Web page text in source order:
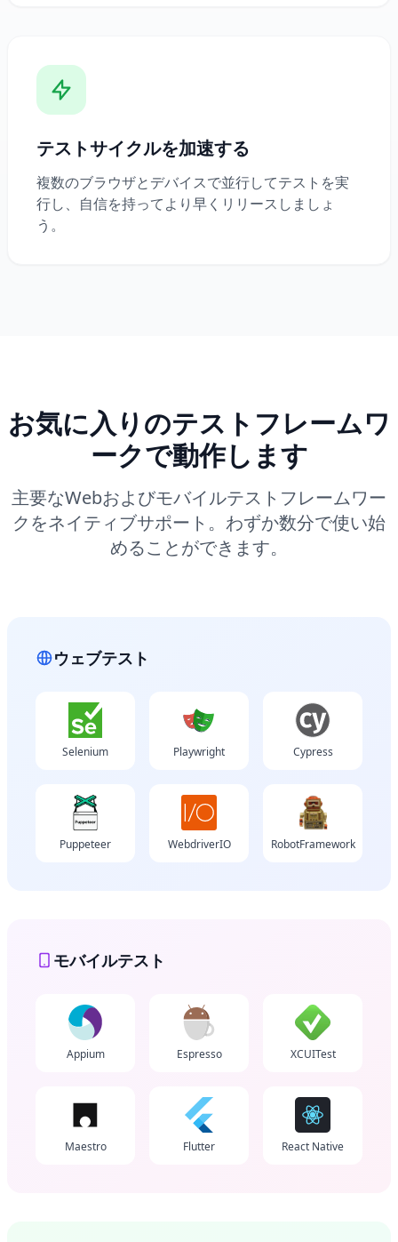
テストサイクルを加速する
複数のブラウザとデバイスで並行してテストを実
行し、自信を持ってより早くリリースしましょ
う。
お気に入りのテストフレームワ
ークで動作します
主要なWebおよびモバイルテストフレームワー
クをネイティブサポート。わずか数分で使い始
めることができます。
ウェブテスト
Selenium Playwright Cypress
Puppeteer WebdriverIO RobotFramework
モバイルテスト
Appium Espresso XCUITest
Maestro Flutter React Native